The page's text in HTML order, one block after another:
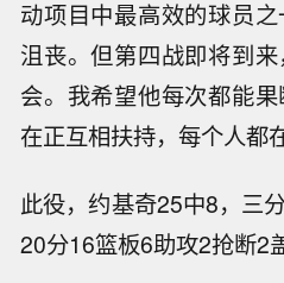
动项目中最高效的球员
沮丧。但第四战即将到
会。我希望他每次都能
在正互相扶持，每个人都
此役，约基奇25中8，三
20分16篮板6助攻2抢断2